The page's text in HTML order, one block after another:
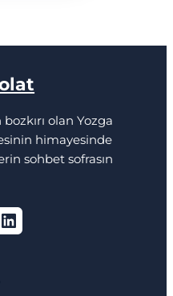
olan Yozga
himayesinde
sohbet sofrasın
LinkedIn